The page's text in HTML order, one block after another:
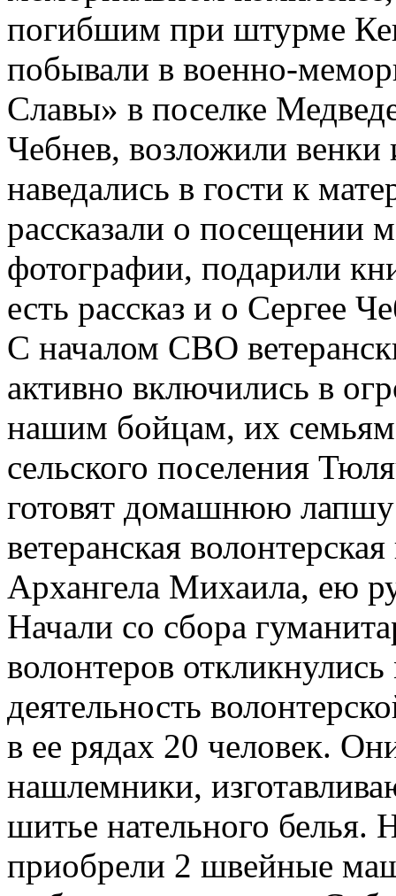
погибшим при штурме
побывали в военно-
Славы» в поселке
Чебнев, возложили
наведались в гости к
рассказали о посещении
фотографии, подарили
есть рассказ и о Сергее
С началом СВО
активно включились в
нашим бойцам, их
сельского поселения
готовят домашнюю
ветеранская
Архангела Михаила, ею
Начали со сбора
волонтеров
деятельность
в ее рядах 20 человек.
нашлемники,
шитье нательного белья.
приобрели 2 швейные